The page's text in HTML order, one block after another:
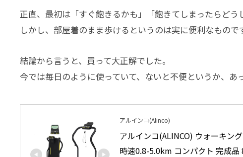
正直、最初は「すぐ飽きるかも」「飽きてしまったらどう
しかし、部屋着のまま歩けるというのは実に便利なもので
結論から言うと、買って大正解でした。
今では毎日のように使っていて、ないと不便というか、あ
アルインコ(Alinco)
アルインコ(ALINCO) ウォーキン
時速0.8-5.0km コンパクト 完成